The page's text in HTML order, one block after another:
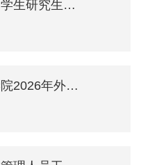
北京大学计算机学院卓越留学生研究生项目2026年招生说明
北京大学材料科学与工程学院2026年外国留学生研究生招生说明（中文授课项目）